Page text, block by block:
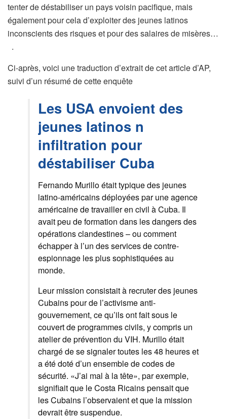
tenter de déstabiliser un pays voisin pacifique, mais
également pour cela d’exploiter des jeunes latinos
inconscients des risques et pour des salaires de misères…
.
Ci-après, voici une traduction d’extrait de cet article d’AP,
suivi d’un résumé de cette enquête
Les USA envoient des
jeunes latinos n
infiltration pour
déstabiliser Cuba
Fernando Murilloétait typiquedes jeunes
latino-américainsdéployées par uneagence
américainede travailleren civil à Cuba. Il
avaitpeu de formation dans lesdangers des
opérationsclandestines–ou comment
échapper à l’un des servicesde contre-
espionnage les plussophistiquées au
monde.
Leur mission consistait à recruter des jeunes
Cubainspour de l’activismeanti-
gouvernement, ce qu’ils ont faitsous le
couvert deprogrammescivils, y compris un
atelierde prévention du VIH. Murilloétait
chargé de se signalertoutes les 48 heureset
a étédoté d’un ensemble de codesde
sécurité. «J’ai mal à la tête», par exemple,
signifiait que le Costa Ricains pensaitque
lesCubains l’observaientet que la mission
devrait être suspendue.